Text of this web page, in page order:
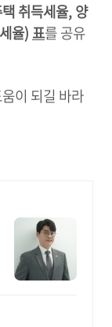
취득세율, 양
율) 표를 공유
이 되길 바라